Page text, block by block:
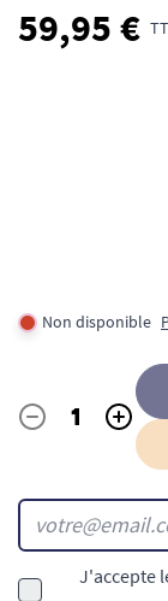
59,95 €
Non disponible
Quantité
- +
J'accepte